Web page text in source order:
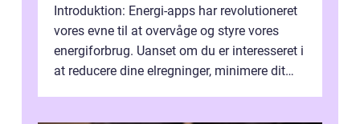
Introduktion: Energi-apps har revolutioneret
vores evne til at overvåge og styre vores
energiforbrug. Uanset om du er interesseret i
at reducere dine elregninger, minimere dit